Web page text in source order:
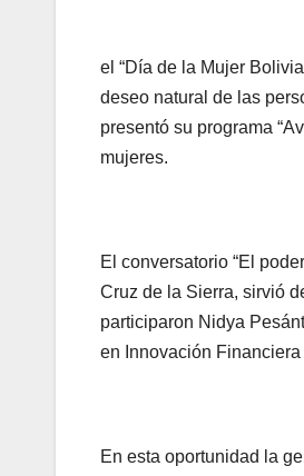
el “Día de la Mujer
deseo natural de las
presentó su programa
mujeres.
El conversatorio “El
Cruz de la Sierra, sirvió
participaron Nidya
en Innovación
En esta oportunidad la